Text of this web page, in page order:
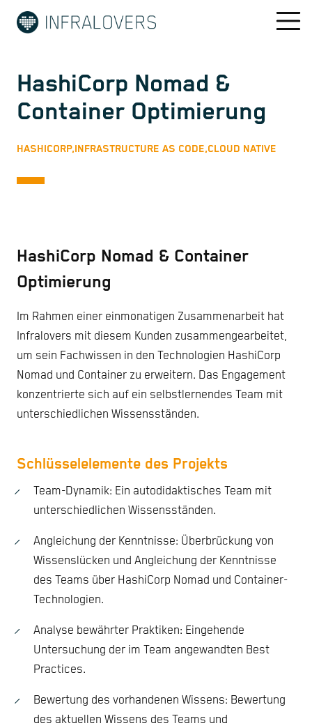
HashiCorp Nomad &
Container Optimierung
HASHICORP,INFRASTRUCTURE AS CODE,CLOUD NATIVE
HashiCorp Nomad & Container
Optimierung
Im Rahmen einer einmonatigen Zusammenarbeit hat
Infralovers mit diesem Kunden zusammengearbeitet,
um sein Fachwissen in den Technologien HashiCorp
Nomad und Container zu erweitern. Das Engagement
konzentrierte sich auf ein selbstlernendes Team mit
unterschiedlichen Wissensständen.
Schlüsselelemente des Projekts
Team-Dynamik: Ein autodidaktisches Team mit
unterschiedlichen Wissensständen.
Angleichung der Kenntnisse: Überbrückung von
Wissenslücken und Angleichung der Kenntnisse
des Teams über HashiCorp Nomad und Container-
Technologien.
Analyse bewährter Praktiken: Eingehende
Untersuchung der im Team angewandten Best
Practices.
Bewertung des vorhandenen Wissens: Bewertung
des aktuellen Wissens des Teams und